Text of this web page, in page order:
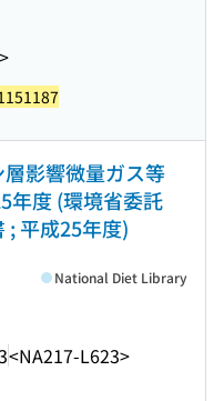
影響微量ガス等
年度 (環境省委託
; 平成25年度)
<NA217-L623>
National Diet Library